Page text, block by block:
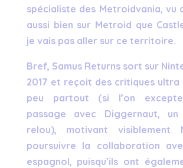
spécialiste des Metroidvania, vu
aussi bien sur Metroid que
je vais pas aller sur ce territoire.
Bref, Samus Returns sort sur
2017 et reçoit des critiques ultra
peu partout (si l’on
passage avec Diggernaut,
relou), motivant visiblement
poursuivre la collaboration
espagnol, puisqu’ils ont